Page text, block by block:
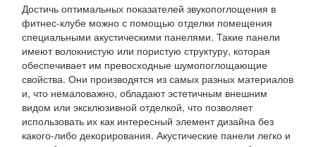
Достичь оптимальных показателей звукопоглощения в
фитнес-клубе можно с помощью отделки помещения
специальными акустическими панелями. Такие панели
имеют волокнистую или пористую структуру, которая
обеспечивает им превосходные шумопоглощающие
свойства. Они производятся из самых разных материалов
и, что немаловажно, обладают эстетичным внешним
видом или эксклюзивной отделкой, что позволяет
использовать их как интересный элемент дизайна без
какого-либо декорирования. Акустические панели легко и